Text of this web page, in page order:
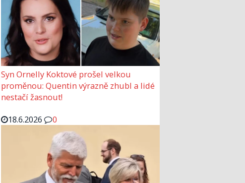
Syn Ornelly Koktové prošel velkou
proměnou: Quentin výrazně zhubl a lidé
nestačí žasnout!
18.6.2026
0